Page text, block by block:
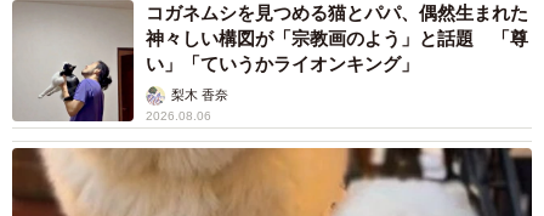
コガネムシを見つめる猫とパパ、偶然生まれた
神々しい構図が「宗教画のよう」と話題 「尊
い」「ていうかライオンキング」
梨木 香奈
2026.08.06